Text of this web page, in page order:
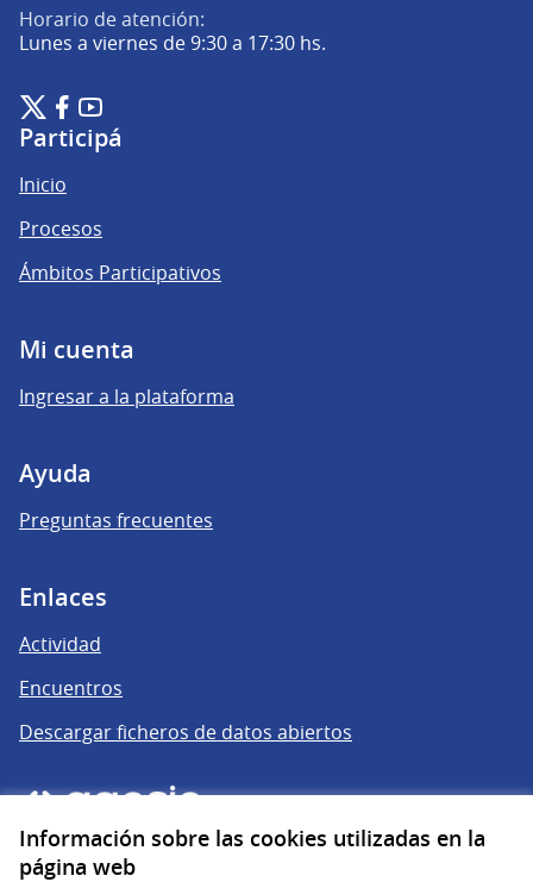
Información sobre las cookies utilizadas en la
página web
Horario de atención:
Lunes a viernes de 9:30 a 17:30 hs.
Plataforma de Participación Ciudadana Digital en X
(Enlace externo)
Plataforma de Participación Ciudadana Digital en Facebook
(Enlace externo)
Plataforma de Participación Ciudadana Digital en
(Enlace externo)
Participá
Inicio
Procesos
Ámbitos Participativos
Mi cuenta
Ingresar a la plataforma
Ayuda
Preguntas frecuentes
Enlaces
Actividad
Encuentros
Descargar ficheros de datos abiertos